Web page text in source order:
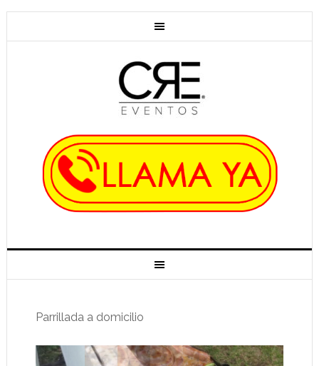
Parrillada a domicilio